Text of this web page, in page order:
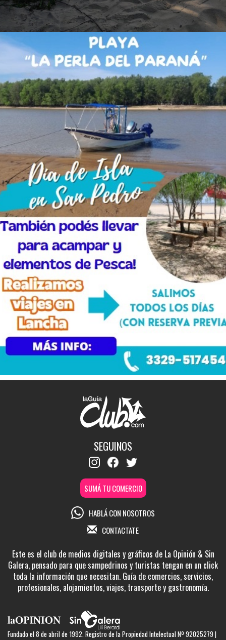
SEGUINOS
SUMÁ TU COMERCIO
HABLÁ CON NOSOTROS
CONTACTATE
Este es el club de medios digitales y gráficos de La Opinión & Sin
Galera, pensado para que sampedrinos y turistas tengan en un click
toda la información que necesitan. Guía de comercios, servicios,
profesionales, alojamientos, viajes, transporte y gastronomía.
Fundado el 8 de abril de 1992. Registro de la Propiedad Intelectual Nº 92025279 |